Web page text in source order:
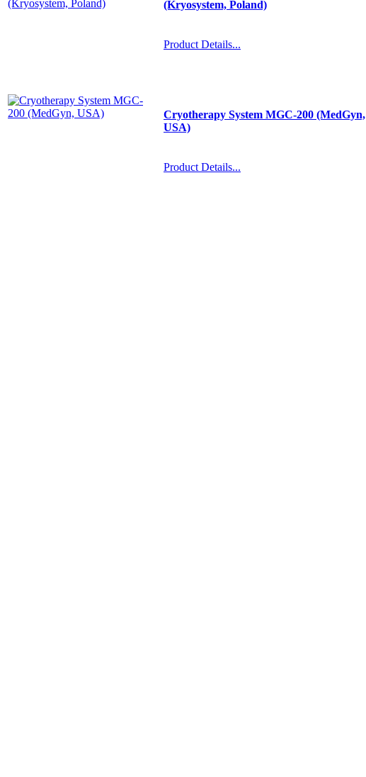
(Kryosystem, Poland)
Product Details...
Cryotherapy System MGC-200 (MedGyn,
USA)
Product Details...